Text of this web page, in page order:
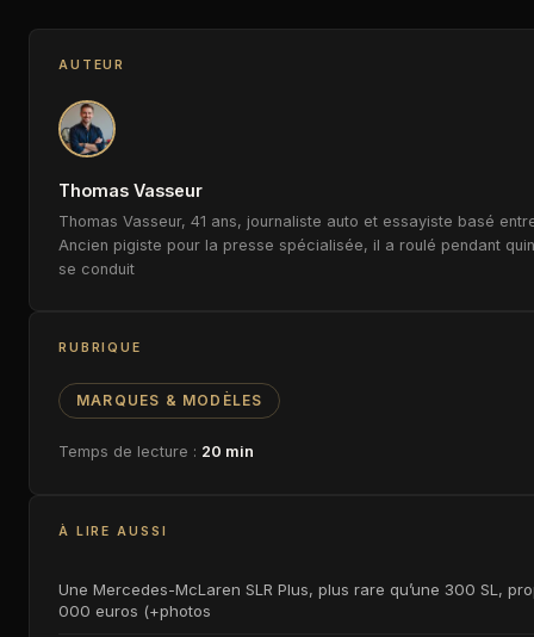
AUTEUR
Thomas Vasseur
Thomas Vasseur, 41 ans, journaliste auto et essayiste basé
Ancien pigiste pour la presse spécialisée, il a roulé pendant
se conduit
RUBRIQUE
MARQUES & MODÈLES
Temps de lecture : 20 min
À LIRE AUSSI
Une Mercedes-McLaren SLR Plus, plus rare qu’une 300 SL,
000 euros (+photos